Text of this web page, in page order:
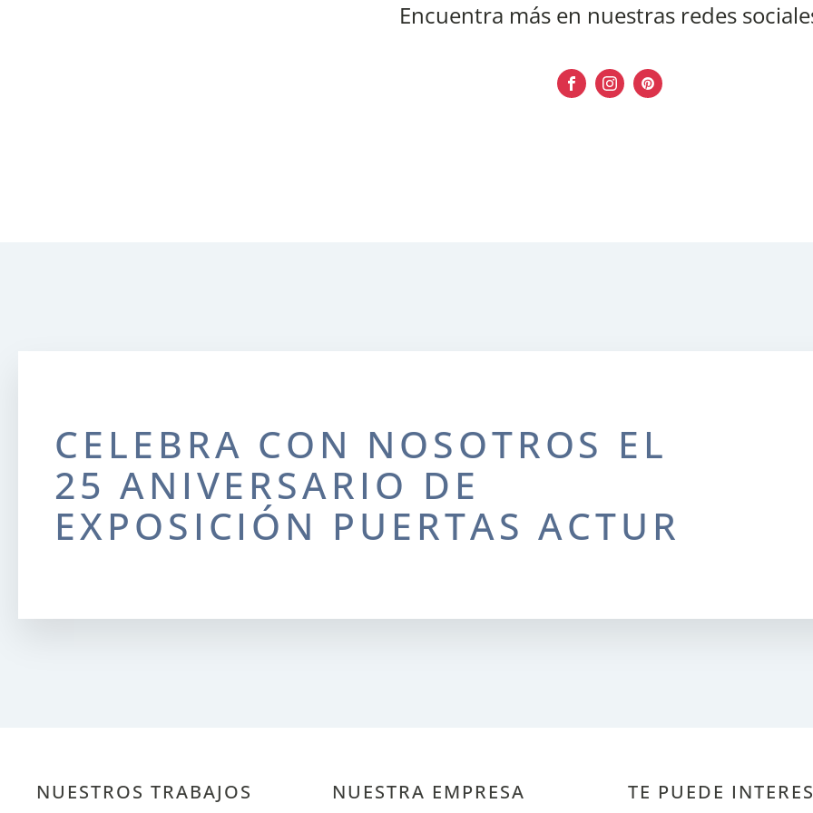
Encuentra más en nuestras redes
CELEBRA CON NOSOTROS EL
25 ANIVERSARIO DE
EXPOSICIÓN PUERTAS ACTUR
NUESTROS TRABAJOS NUESTRA EMPRESA TE PUEDE